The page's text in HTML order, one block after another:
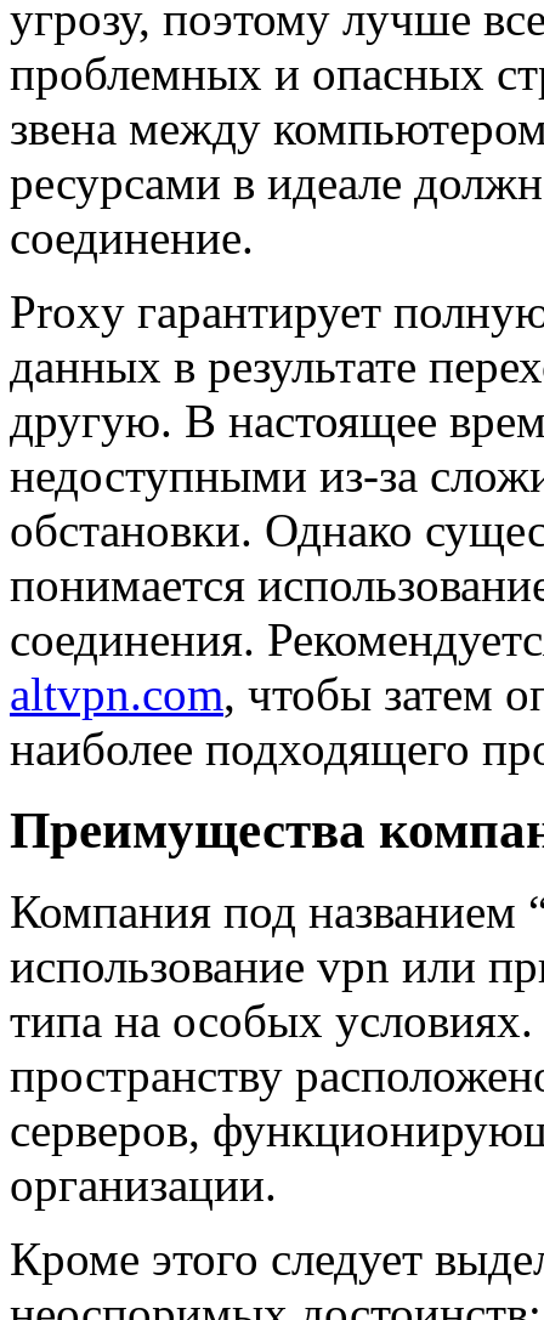
угрозу, поэтому лучше
проблемных и опасных
звена между
ресурсами в идеале
соединение.
Proxy гарантирует
данных в результате
другую. В настоящее
недоступными из-за
обстановки. Однако
понимается
соединения.
altvpn.com, чтобы затем
наиболее подходящего
Преимущества
Компания под названием
использование vpn или
типа на особых
пространству
серверов,
организации.
Кроме этого следует